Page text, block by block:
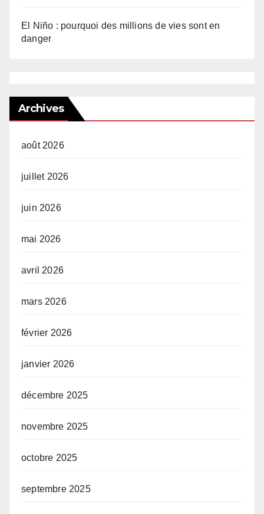
El Niño : pourquoi des millions de vies sont en
danger
Archives
août 2026
juillet 2026
juin 2026
mai 2026
avril 2026
mars 2026
février 2026
janvier 2026
décembre 2025
novembre 2025
octobre 2025
septembre 2025